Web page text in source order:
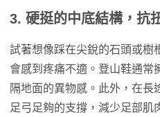
3. 硬挺的中底結構，抗
試著想像踩在尖銳的石頭或樹
會感到疼痛不適。登山鞋通常
隔地面的異物感。此外，在
足弓足夠的支撐，減少足部肌